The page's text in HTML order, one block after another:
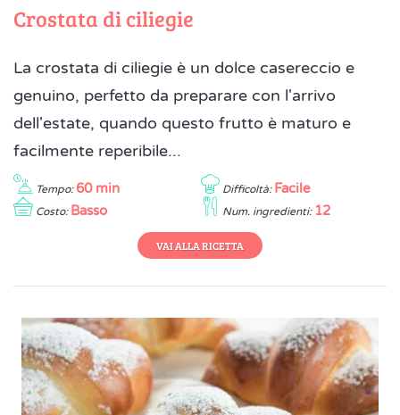
Crostata di ciliegie
La crostata di ciliegie è un dolce casereccio e
genuino, perfetto da preparare con l'arrivo
dell'estate, quando questo frutto è maturo e
facilmente reperibile...
Tempo: 60 min Difficoltà: Facile
Costo: Basso Num. ingredienti: 12
VAI ALLA RICETTA